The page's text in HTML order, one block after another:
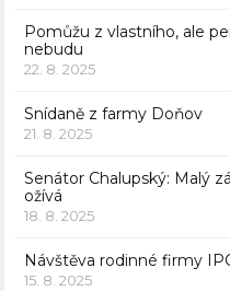
Pomůžu z vlastního, ale
nebudu
22. 8. 2025
Snídaně z farmy Doňov
21. 8. 2025
Senátor Chalupský: Malý
ožívá
18. 8. 2025
Návštěva rodinné firmy
15. 8. 2025